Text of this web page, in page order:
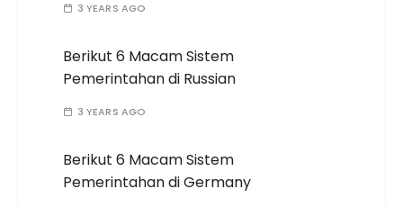
3 YEARS AGO
Berikut 6 Macam Sistem
Pemerintahan di Russian
3 YEARS AGO
Berikut 6 Macam Sistem
Pemerintahan di Germany